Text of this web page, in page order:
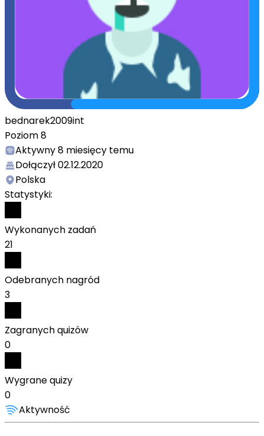
bednarek2009int
Poziom8
Aktywny8 miesięcy temu
Dołączył02.12.2020
Polska
Statystyki:
Wykonanych zadań
21
Odebranych nagród
3
Zagranych quizów
0
Wygrane quizy
0
Aktywność